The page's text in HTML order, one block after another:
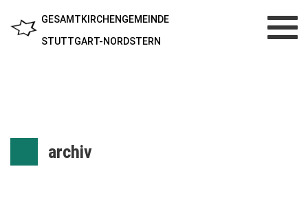
GESAMTKIRCHENGEMEINDE
STUTTGART-NORDSTERN
archiv